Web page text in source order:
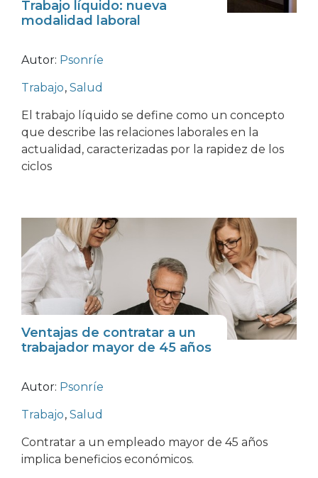
Trabajo líquido: nueva
modalidad laboral
Autor: Psonríe
Trabajo, Salud
El trabajo líquido se define como un concepto
que describe las relaciones laborales en la
actualidad, caracterizadas por la rapidez de los
ciclos
Ventajas de contratar a un
trabajador mayor de 45 años
Autor: Psonríe
Trabajo, Salud
Contratar a un empleado mayor de 45 años
implica beneficios económicos.